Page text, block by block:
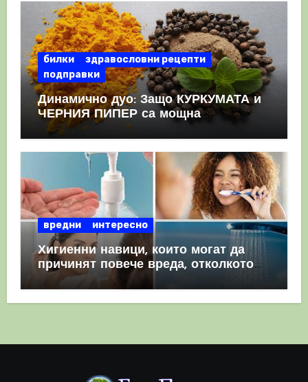
билки
здравословни рецепти
подправки
Динамично дуо: Защо КУРКУМАТА и
ЧЕРНИЯ ПИПЕР са мощна
комбинация
вредни интересно
Хигиенни навици, които могат да
причинят повече вреда, отколкото
полза